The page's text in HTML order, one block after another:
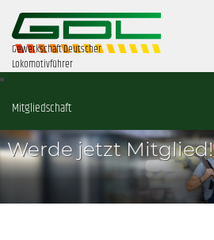
Gewerkschaft Deutscher
Lokomotivführer
Mitgliedschaft
Werde jetzt Mitglied!